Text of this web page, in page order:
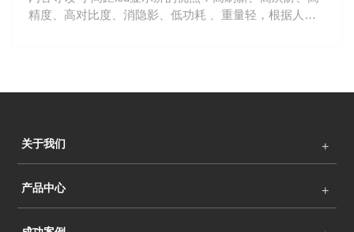
精度、高对比度、消隐影、低功耗 、重量轻，根据人体
关于我们
产品中心